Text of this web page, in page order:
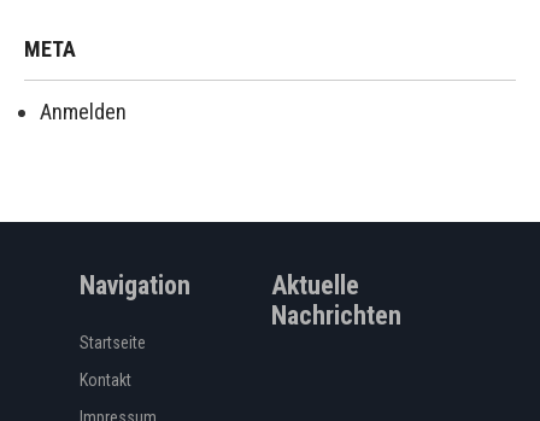
META
Anmelden
Navigation
Startseite
Kontakt
Aktuelle
Nachrichten